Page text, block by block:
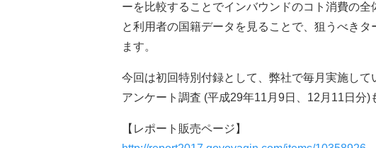
ーを比較することでインバウンドのコト消費の
と利用者の国籍データを見ることで、狙うべき
ます。
今回は初回特別付録として、弊社で毎月実施し
アンケート調査 (平成29年11月9日、12月11日分)
【レポート販売ページ】